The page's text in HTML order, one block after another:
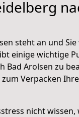
steht an und Sie
einige wichtige
Bad Arolsen zu
Verpacken
nicht wissen,